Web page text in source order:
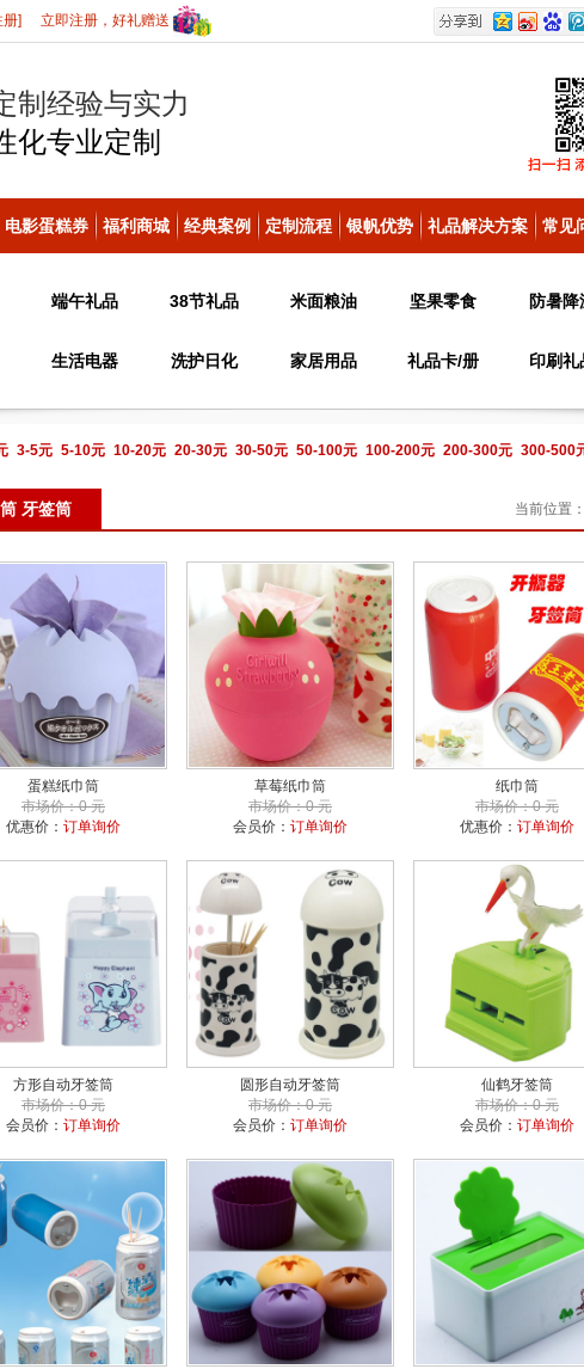
册] 立即注册，好礼赠送
制经验与实力
化专业定制
电影蛋糕券 福利商城 经典案例 定制流程 银帆优势 礼品解决方案 常见
端午礼品 38节礼品 米面粮油 坚果零食 防暑降
生活电器 洗护日化 家居用品 礼品卡/册 印刷礼
3-5元 5-10元 10-20元 20-30元 30-50元 50-100元 100-200元 200-300元 300-500
话咨询
牙签筒 当前位置：
蛋糕纸巾筒
市场价：0 元
优惠价： 订单询价
草莓纸巾筒
市场价：0 元
会员价： 订单询价
纸巾筒
市场价：0 元
优惠价： 订单询价
方形自动牙签筒
市场价：0 元
会员价： 订单询价
圆形自动牙签筒
市场价：0 元
会员价： 订单询价
仙鹤牙签筒
市场价：0 元
会员价： 订单询价